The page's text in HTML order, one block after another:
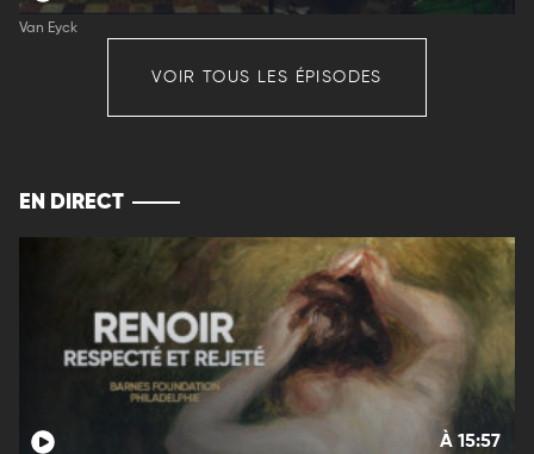
Van Eyck
VOIR TOUS LES ÉPISODES
EN DIRECT
À 15:57